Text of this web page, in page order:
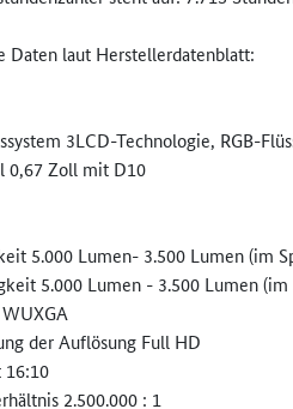
Daten laut Herstellerdatenblatt:
3LCD-Technologie, RGB-
0,67 Zoll mit D10
5.000 Lumen- 3.500 Lumen (im
5.000 Lumen - 3.500 Lumen (im
der Auflösung Full HD
16:10
2.500.000 : 1